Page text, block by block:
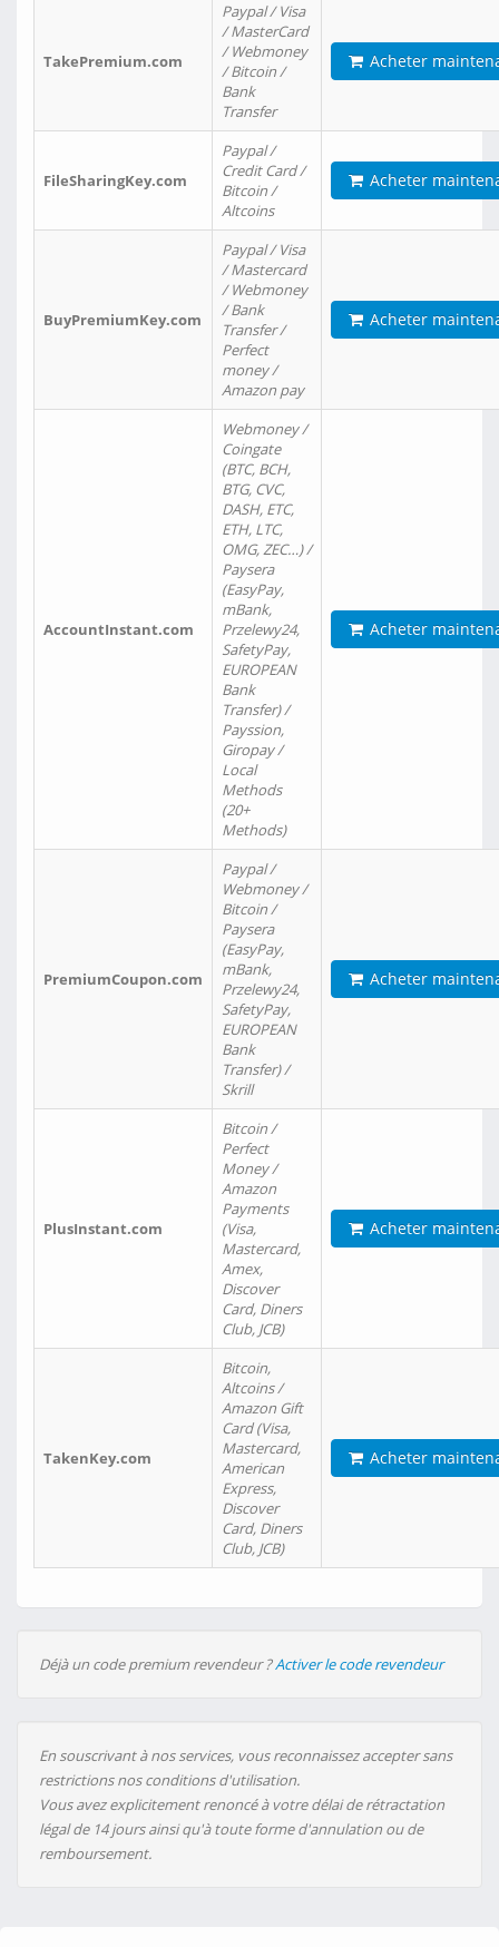
TakePremium.com
Paypal / Visa
/ MasterCard
/ Webmoney
/ Bitcoin /
Bank
Transfer
Acheter
FileSharingKey.com
Paypal /
Credit Card /
Bitcoin /
Altcoins
Acheter
BuyPremiumKey.com
Paypal / Visa
/ Mastercard
/ Webmoney
/ Bank
Transfer /
Perfect
money /
Amazon pay
Acheter
AccountInstant.com
Webmoney /
Coingate
(BTC, BCH,
BTG, CVC,
DASH, ETC,
ETH, LTC,
OMG, ZEC…) /
Paysera
(EasyPay,
mBank,
Przelewy24,
SafetyPay,
EUROPEAN
Bank
Transfer) /
Payssion,
Giropay /
Local
Methods
(20+
Methods)
Acheter
PremiumCoupon.com
Paypal /
Webmoney /
Bitcoin /
Paysera
(EasyPay,
mBank,
Przelewy24,
SafetyPay,
EUROPEAN
Bank
Transfer) /
Skrill
Acheter
PlusInstant.com
Bitcoin /
Perfect
Money /
Amazon
Payments
(Visa,
Mastercard,
Amex,
Discover
Card, Diners
Club, JCB)
Acheter
TakenKey.com
Bitcoin,
Altcoins /
Amazon Gift
Card (Visa,
Mastercard,
American
Express,
Discover
Card, Diners
Club, JCB)
Acheter
Déjà un code premium revendeur ?Activer le code revendeur
En souscrivant à nos services, vous reconnaissez accepter sans
restrictions nos conditions d'utilisation.
Vous avez explicitement renoncé à votre délai de rétractation
légal de 14 jours ainsi qu'à toute forme d'annulation ou de
remboursement.